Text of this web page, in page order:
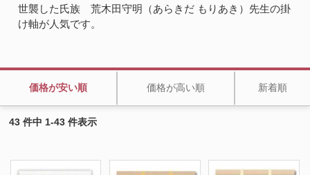
世襲した氏族 荒木田守明（あらきだ もりあき）先生の掛
け軸が人気です。
価格が安い順 価格が高い順 新着順
43 件中 1-43 件表示